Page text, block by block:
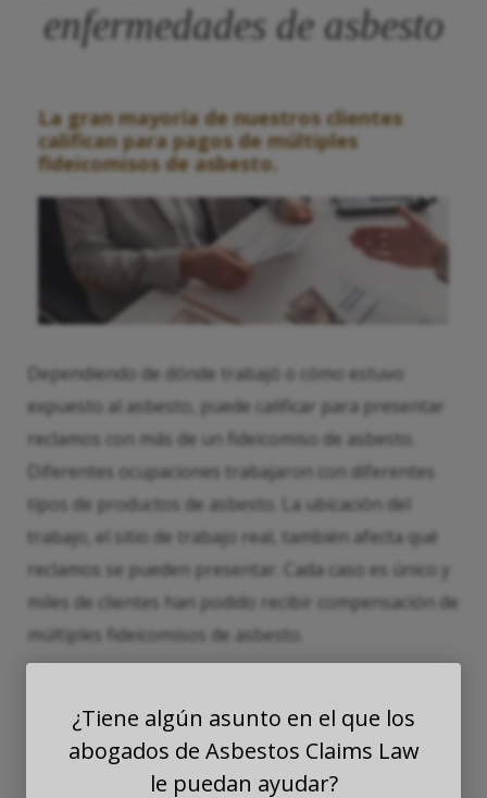
enfermedades de asbesto
La gran mayoría de nuestros clientes
califican para pagos de múltiples
fideicomisos de asbesto.
Dependiendo de dónde trabajó o cómo estuvo
expuesto al asbesto, puede calificar para presentar
reclamos con más de un fideicomiso de asbesto.
Diferentes ocupaciones trabajaron con diferentes
tipos de productos de asbesto. La ubicación del
trabajo, el sitio de trabajo real, también afecta qué
reclamos se pueden presentar. Cada caso es único y
miles de clientes han podido recibir compensación de
múltiples fideicomisos de asbesto.
¿Tiene algún asunto en el que los
abogados de Asbestos Claims Law
le puedan ayudar?